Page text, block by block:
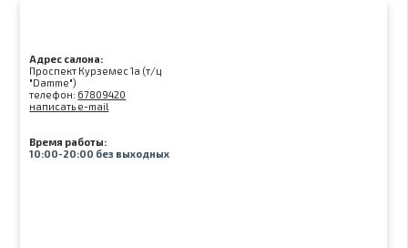
Адрес салона:
Проспект Курземес 1а (т/ц
"Damme")
телефон: 67809420
написать e-mail
Время работы:
10:00-20:00 без выходных